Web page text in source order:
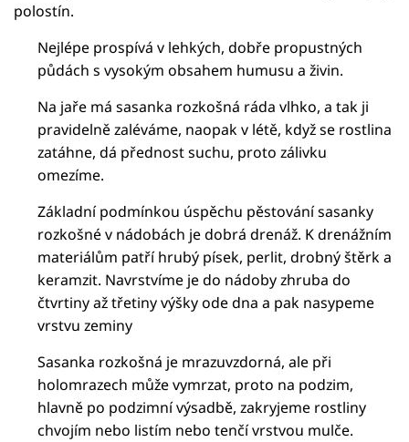
polostín.
Nejlépe prospívá v lehkých, dobře propustných
půdách s vysokým obsahem humusu a živin.
Na jaře má sasanka rozkošná ráda vlhko, a tak ji
pravidelně zaléváme, naopak v létě, když se rostlina
zatáhne, dá přednost suchu, proto zálivku
omezíme.
Základní podmínkou úspěchu pěstování sasanky
rozkošné v nádobách je dobrá drenáž. K drenážním
materiálům patří hrubý písek, perlit, drobný štěrk a
keramzit. Navrstvíme je do nádoby zhruba do
čtvrtiny až třetiny výšky ode dna a pak nasypeme
vrstvu zeminy
Sasanka rozkošná je mrazuvzdorná, ale při
holomrazech může vymrzat, proto na podzim,
hlavně po podzimní výsadbě, zakryjeme rostliny
chvojím nebo listím nebo tenčí vrstvou mulče.